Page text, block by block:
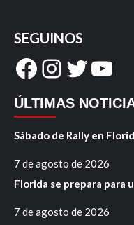
SEGUINOS
Facebook
Twitter
ÚLTIMAS
Sábado de Rally en
7 de agosto de 2026
Florida se prepara para
7 de agosto de 2026